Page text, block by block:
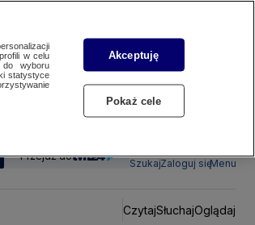
Przejdź do
SzukajZaloguj sięMenu
CzytajSłuchajOglądaj
w celu
do wyboru
statystyce
Akceptuję
Pokaż cele